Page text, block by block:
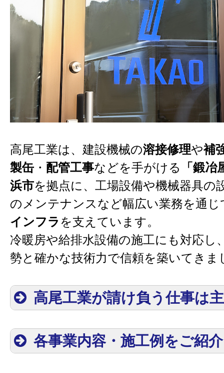
高尾工業は、建設機械の溶接修理や補
製缶 ・ 配管工事などを手がける
「鍛
浜市を拠点に、工場設備や機械器具の
のメンテナンスなど幅広い業務を通じ
インフラ を支えています。
冷暖房や給排水設備の施工にも対応し
勢と確かな技術力で信頼を築いてきま
高尾工業が請け負う仕事は
( )
各事業内容・施工例をご紹